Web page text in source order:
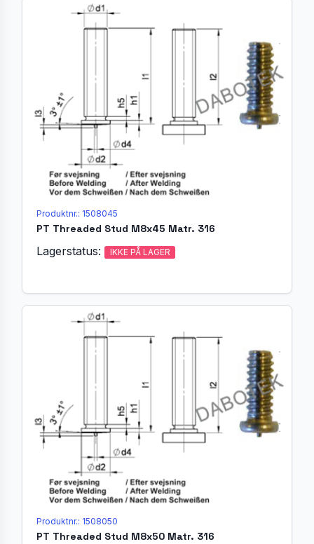
Produktnr.: 1508045
PT Threaded Stud M8x45 Matr. 316
Lagerstatus: IKKE PÅ LAGER
Produktnr.: 1508050
PT Threaded Stud M8x50 Matr. 316